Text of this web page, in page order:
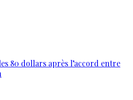
80 dollars après l’accord entre